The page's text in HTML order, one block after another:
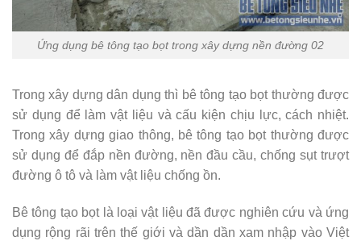
Ứng dụng bê tông tạo bọt trong xây dựng nền đường 02
Trong xây dựng dân dụng thì bê tông tạo bọt thường được
sử dụng để làm vật liệu và cấu kiện chịu lực, cách nhiệt.
Trong xây dựng giao thông, bê tông tạo bọt thường được
sử dụng để đắp nền đường, nền đầu cầu, chống sụt trượt
đường ô tô và làm vật liệu chống ồn.
Bê tông tạo bọt là loại vật liệu đã được nghiên cứu và ứng
dụng rộng rãi trên thế giới và dần dần xam nhập vào Việt